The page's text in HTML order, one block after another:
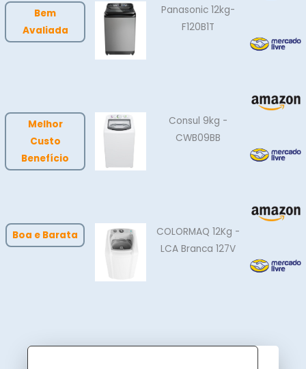
Bem
Avaliada
Panasonic 12kg-
F120B1T
Melhor
Custo
Benefício
Consul 9kg -
CWB09BB
Boa e Barata
COLORMAQ 12Kg -
LCA Branca 127V